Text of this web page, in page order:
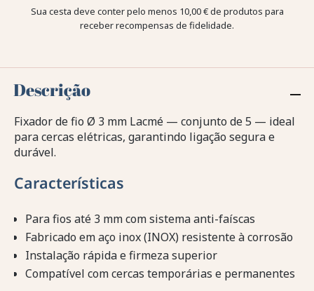
Sua cesta deve conter pelo menos 10,00 € de produtos para
receber recompensas de fidelidade.
Descrição
Fixador de fio Ø 3 mm Lacmé — conjunto de 5 — ideal
para cercas elétricas, garantindo ligação segura e
durável.
Características
Para fios até 3 mm com sistema anti-faíscas
Fabricado em aço inox (INOX) resistente à corrosão
Instalação rápida e firmeza superior
Compatível com cercas temporárias e permanentes